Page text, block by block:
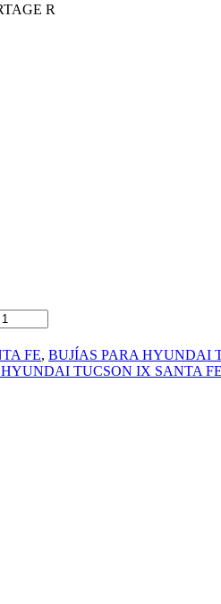
R
FE, BUJÍAS PARA HYUNDAI
TUCSON IX SANTA FE